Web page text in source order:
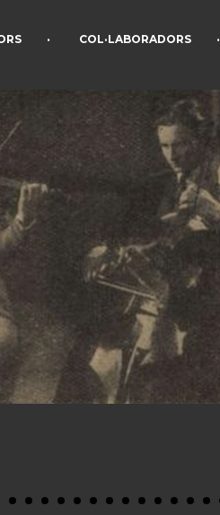
• COL·LABORADORS •